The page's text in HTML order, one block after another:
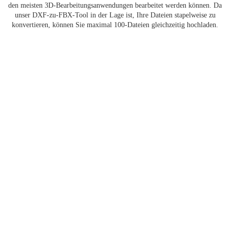
den meisten 3D-Bearbeitungsanwendungen bearbeitet werden können. Da
unser DXF-zu-FBX-Tool in der Lage ist, Ihre Dateien stapelweise zu
konvertieren, können Sie maximal 100-Dateien gleichzeitig hochladen.